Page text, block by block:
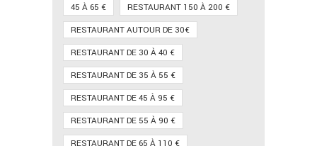
45 À 65 €
RESTAURANT 150 À 200 €
RESTAURANT AUTOUR DE 30€
RESTAURANT DE 30 À 40 €
RESTAURANT DE 35 À 55 €
RESTAURANT DE 45 À 95 €
RESTAURANT DE 55 À 90 €
RESTAURANT DE 65 À 110 €